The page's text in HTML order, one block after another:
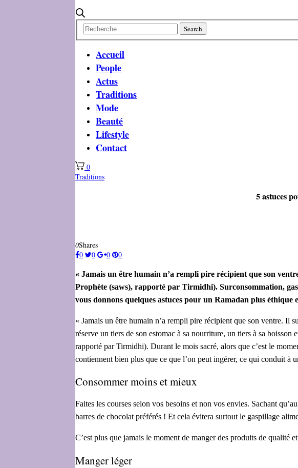
Accueil
People
Actus
Traditions
Mode
Beauté
Lifestyle
Contact
0
Traditions
5 astuces
0Shares
0
0 0 0
« Jamais un être humain n’a rempli pire récipient que son
Prophète (saws), rapporté par Tirmidhi). Surconsommation,
vous donnons quelques astuces pour un Ramadan plus éthique
« Jamais un être humain n’a rempli pire récipient que son ventre. Il
réserve un tiers de son estomac à sa nourriture, un tiers à sa
rapporté par Tirmidhi). Durant le mois sacré, alors que c’est le
contiennent bien plus que ce que l’on peut ingérer, ce qui conduit à
Consommer moins et mieux
Faites les courses selon vos besoins et non vos envies. Sachant
barres de chocolat préférés ! Et cela évitera surtout le gaspillage
C’est plus que jamais le moment de manger des produits de qualité
Manger léger